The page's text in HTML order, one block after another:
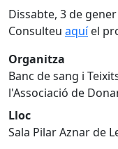
Dissabte, 3 de
Consulteu aquíel
Organitza
Banc de sang i
l'Associació de
Lloc
Sala Pilar Aznar de